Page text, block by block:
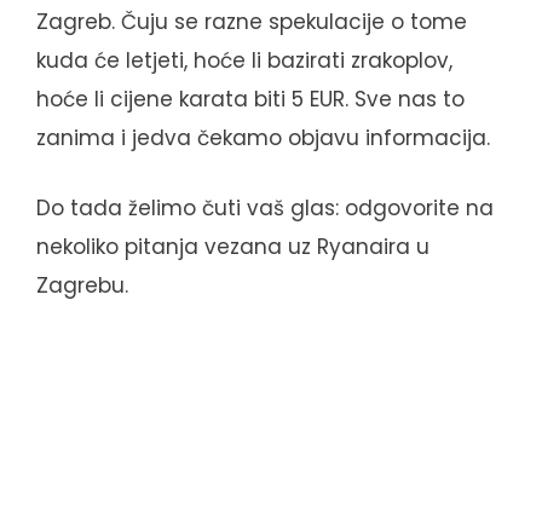
Zagreb. Čuju se razne spekulacije o tome
kuda će letjeti, hoće li bazirati zrakoplov,
hoće li cijene karata biti 5 EUR. Sve nas to
zanima i jedva čekamo objavu informacija.
Do tada želimo čuti vaš glas: odgovorite na
nekoliko pitanja vezana uz Ryanaira u
Zagrebu.